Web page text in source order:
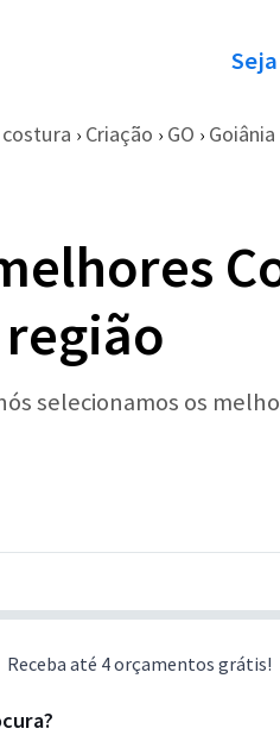
› Criação › GO › Goiânia
região
selecionamos os
Receba até 4 orçamentos grátis!